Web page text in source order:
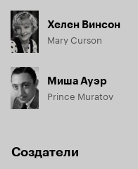
Хелен Винсон
Mary Curson
Миша Ауэр
Prince Muratov
Создатели